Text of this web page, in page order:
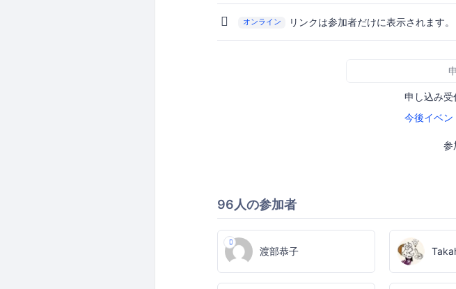
オンライン リンクは参加者だけに表示されます。
申し込み受
今後イベン
参
96人の参加者
渡部恭子